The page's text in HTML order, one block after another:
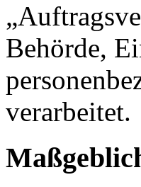
Behörde,
verarbeitet.